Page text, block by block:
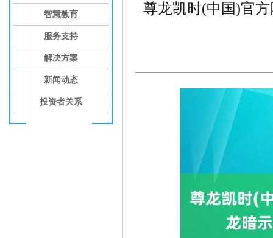
智慧教育
服务支持
解决方案
新闻动态
投资者关系
尊龙凯时(中国)官